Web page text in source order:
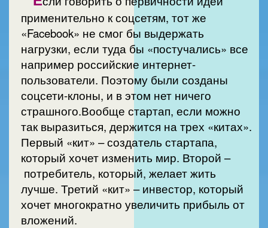
применительно к соцсетям, тот же
«Facebook» не смог бы выдержать
нагрузки, если туда бы «постучались» все
например российские интернет-
пользователи. Поэтому были созданы
соцсети-клоны, и в этом нет ничего
страшного.Вообще стартап, если можно
так выразиться, держится на трех «китах».
Первый «кит» – создатель стартапа,
который хочет изменить мир. Второй –
потребитель, который, желает жить
лучше. Третий «кит» – инвестор, который
хочет многократно увеличить прибыль от
вложений.